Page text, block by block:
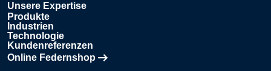
Unsere Expertise
Produkte
Industrien
Technologie
Kundenreferenzen
Online Federnshop
Öffnet in einem neuen Tab